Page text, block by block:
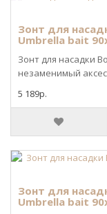
Зонт для
Umbrella bait
Зонт для насадки
незаменимый
5 189р.
Зонт для
Umbrella bait